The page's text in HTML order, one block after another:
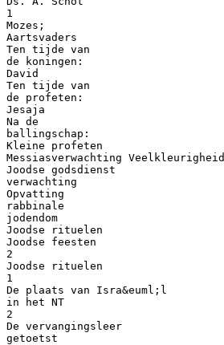
1
Mozes;
Aartsvaders
Ten tijde van
de koningen:
David
Ten tijde van
de profeten:
Jesaja
Na de
ballingschap:
Kleine profeten
Messiasverwachting Veelkleurigheid
Joodse godsdienst
verwachting
Opvatting
rabbinale
jodendom
Joodse rituelen
Joodse feesten
2
Joodse rituelen
1
De plaats van Isra&euml;l
in het NT
2
De vervangingsleer
getoetst